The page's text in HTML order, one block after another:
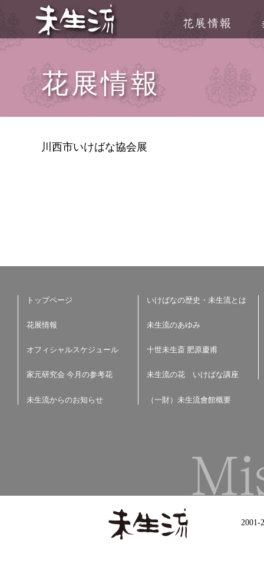
花展情報
川西市いけばな協会展
トップページ
花展情報
オフィシャルスケジュール
家元研究会 今月の参考花
未生流からのお知らせ
いけばなの歴史・未生流とは
未生流のあゆみ
十世未生斎 肥原慶甫
未生流の花 いけばな講座
（一財）未生流會館概要
2001-